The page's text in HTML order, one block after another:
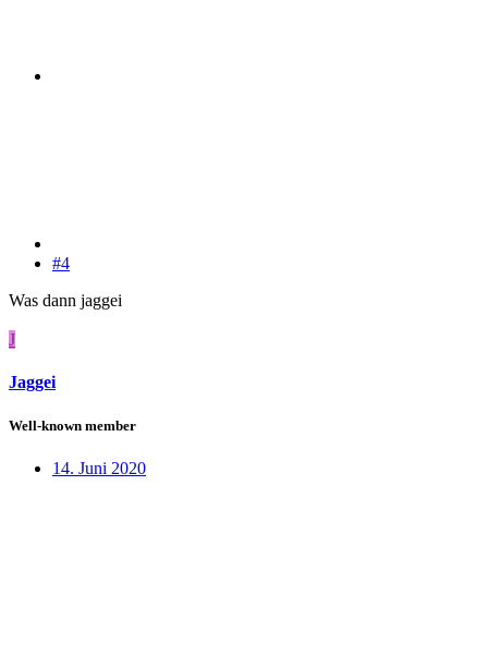
#4
Was dann jaggei
J
Jaggei
Well-known member
14. Juni 2020